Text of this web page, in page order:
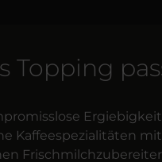
Topping
Kaffeespezialitäten